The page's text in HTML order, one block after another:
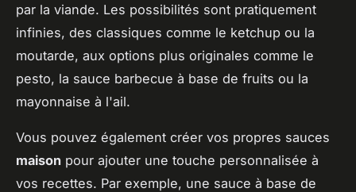
par la viande. Les possibilités sont pratiquement
infinies, des classiques comme le ketchup ou la
moutarde, aux options plus originales comme le
pesto, la sauce barbecue à base de fruits ou la
mayonnaise à l'ail.
Vous pouvez également créer vos propres sauces
maison pour ajouter une touche personnalisée à
vos recettes. Par exemple, une sauce à base de